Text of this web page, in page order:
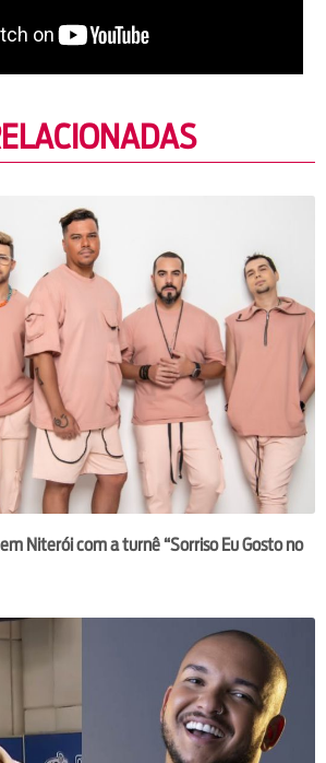
Niterói com a turnê “Sorriso Eu Gosto no